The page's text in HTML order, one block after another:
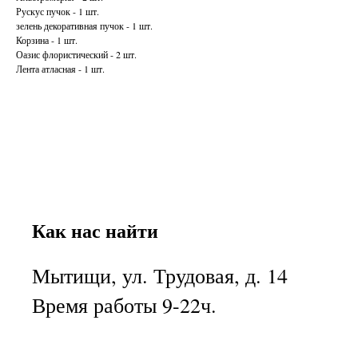
Рускус пучок - 1 шт.
зелень декоративная пучок - 1 шт.
Корзина - 1 шт.
Оазис флористический - 2 шт.
Лента атласная - 1 шт.
Как нас найти
Мытищи, ул. Трудовая, д. 14
Время работы 9-22ч.